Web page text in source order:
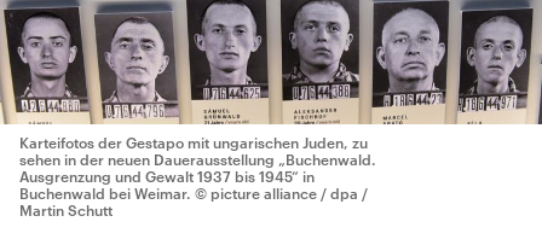
Karteifotos der Gestapo mit ungarischen Juden, zu
sehen in der neuen Dauerausstellung „Buchenwald.
Ausgrenzung und Gewalt 1937 bis 1945“ in
Buchenwald bei Weimar. © picture alliance / dpa /
Martin Schutt